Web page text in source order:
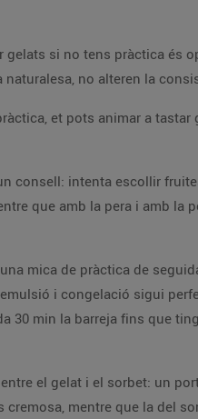
gelats si no tens pràctica és
no alteren la
et pots animar a
consell: intenta escollir
que amb la pera i amb la
mica de pràctica de
i congelació sigui
30 min la barreja fins que
el gelat i el sorbet: un
mentre que la del